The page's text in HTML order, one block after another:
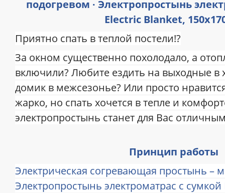
подогревом ∙ Электропростынь
Electric Blanket,
Приятно спать в теплой постели!?
За окном существенно похолодало, а
включили? Любите ездить на выходные
домик в межсезонье? Или просто
жарко, но спать хочется в тепле и
электропростынь станет для Вас
Принцип работы
Электрическая согревающая простынь –
Электропростынь электроматрас с